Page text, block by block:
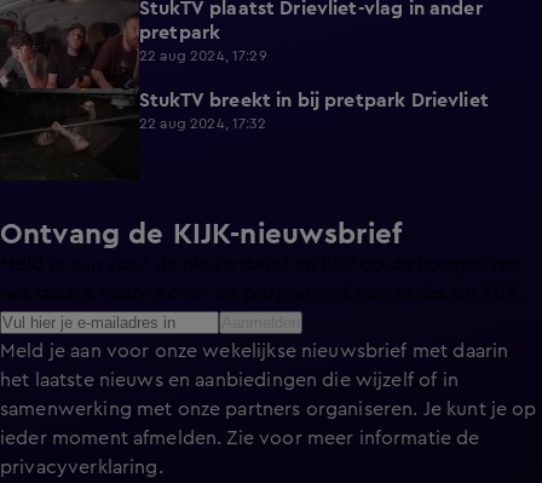
3:33
StukTV plaatst Drievliet-vlag in ander
pretpark
22 aug 2024, 17:29
StukTV breekt in bij pretpark Drievliet
22 aug 2024, 17:32
Ontvang de KIJK-nieuwsbrief
Meld je aan voor de nieuwsbrief en blijf op de hoogte van
Meld je aan voor onze wekelijkse nieuwsbrief met daarin
het laatste nieuws en aanbiedingen die wijzelf of in
samenwerking met onze partners organiseren. Je kunt je op
ieder moment afmelden. Zie voor meer informatie de
privacyverklaring.